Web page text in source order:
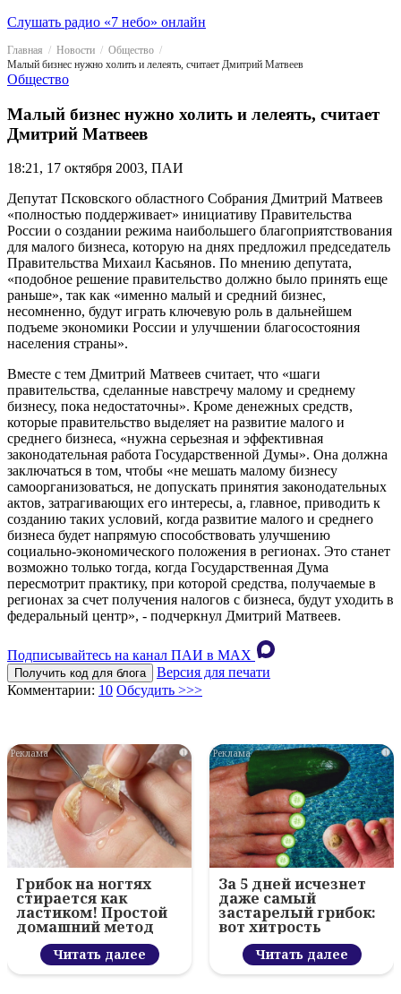
Слушать радио «7 небо» онлайн
Главная Новости
Общество
Малый бизнес нужно холить и лелеять, считает Дмитрий Матвеев
Общество
Малый бизнес нужно холить и лелеять, считает
Дмитрий Матвеев
18:21, 17 октября 2003, ПАИ
Депутат Псковского областного Собрания Дмитрий Матвеев
«полностью поддерживает» инициативу Правительства
России о создании режима наибольшего благоприятствования
для малого бизнеса, которую на днях предложил председатель
Правительства Михаил Касьянов. По мнению депутата,
«подобное решение правительство должно было принять еще
раньше», так как «именно малый и средний бизнес,
несомненно, будут играть ключевую роль в дальнейшем
подъеме экономики России и улучшении благосостояния
населения страны».
Вместе с тем Дмитрий Матвеев считает, что «шаги
правительства, сделанные навстречу малому и среднему
бизнесу, пока недостаточны». Кроме денежных средств,
которые правительство выделяет на развитие малого и
среднего бизнеса, «нужна серьезная и эффективная
законодательная работа Государственной Думы». Она должна
заключаться в том, чтобы «не мешать малому бизнесу
самоорганизоваться, не допускать принятия законодательных
актов, затрагивающих его интересы, а, главное, приводить к
созданию таких условий, когда развитие малого и среднего
бизнеса будет напрямую способствовать улучшению
социально-экономического положения в регионах. Это станет
возможно только тогда, когда Государственная Дума
пересмотрит практику, при которой средства, получаемые в
регионах за счет получения налогов с бизнеса, будут уходить в
федеральный центр», - подчеркнул Дмитрий Матвеев.
Подписывайтесь на канал ПАИ в MAХ
Получить код для блога
Версия для печати
Комментарии: 10 Обсудить >>>
i
Грибок на ногтях
стирается как
ластиком! Простой
домашний метод
Читать далее
i
За 5 дней исчезнет
даже самый
застарелый грибок:
вот хитрость
Читать далее